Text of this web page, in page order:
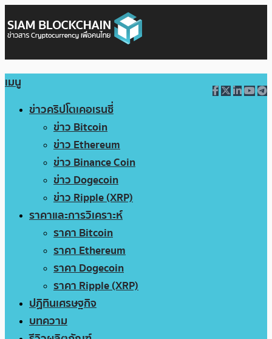
เมนู
ข่าวคริปโตเคอเรนซี่
ข่าว Bitcoin
ข่าว Ethereum
ข่าว Binance Coin
ข่าว Dogecoin
ข่าว Ripple (XRP)
ราคาและการวิเคราะห์
ราคา Bitcoin
ราคา Ethereum
ราคา Dogecoin
ราคา Ripple (XRP)
ปฏิทินเศรษฐกิจ
บทความ